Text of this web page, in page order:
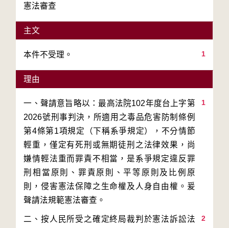
憲法審查
主文
1
本件不受理。
理由
1
一、聲請意旨略以：最高法院102年度台上字第
2026號刑事判決，所適用之毒品危害防制條例
第4條第1項規定（下稱系爭規定），不分情節
輕重，僅定有死刑或無期徒刑之法律效果，尚
嫌情輕法重而罪責不相當，是系爭規定違反罪
刑相當原則、罪責原則、平等原則及比例原
則，侵害憲法保障之生命權及人身自由權。爰
2
二、按人民所受之確定終局裁判於憲法訴訟法